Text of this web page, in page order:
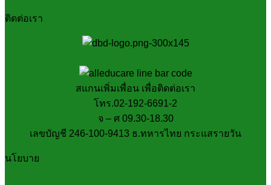
ติดต่อเรา
สแกนเพิ่มเพื่อน เพื่อติดต่อเรา
โทร.02-192-6691-2
จ – ศ 09.30-18.30
เลขบัญชี 246-100-9413 ธ.ทหารไทย กระแสรายวัน
นโยบาย